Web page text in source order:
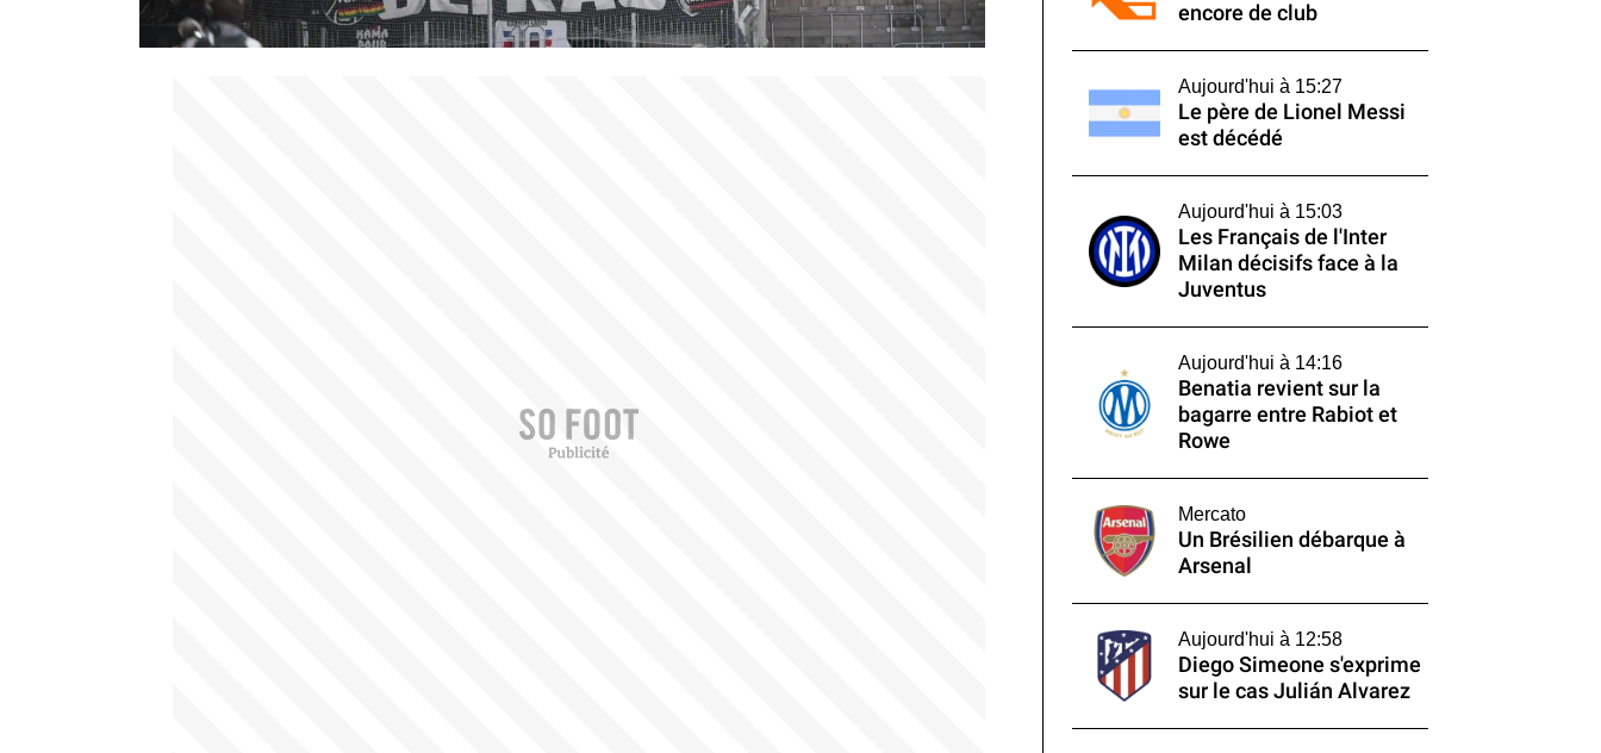
encore de club
Aujourd'hui à 15:27
Le père de Lionel Messi
est décédé
Aujourd'hui à 15:03
Les Français de l'Inter
Milan décisifs face à la
Juventus
Aujourd'hui à 14:16
Benatia revient sur la
bagarre entre Rabiot et
Rowe
Mercato
Un Brésilien débarque à
Arsenal
Aujourd'hui à 12:58
Diego Simeone s'exprime
sur le cas Julián Alvarez